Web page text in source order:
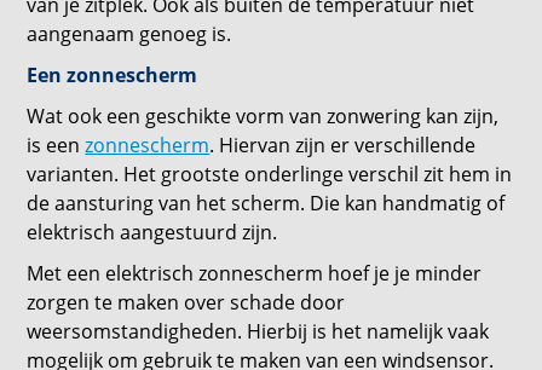
aangenaam genoeg is.
Een zonnescherm
Wat ook een geschikte vorm van zonwering kan zijn,
is een zonnescherm. Hiervan zijn er verschillende
varianten. Het grootste onderlinge verschil zit hem in
de aansturing van het scherm. Die kan handmatig of
elektrisch aangestuurd zijn.
Met een elektrisch zonnescherm hoef je je minder
zorgen te maken over schade door
weersomstandigheden. Hierbij is het namelijk vaak
mogelijk om gebruik te maken van een windsensor.